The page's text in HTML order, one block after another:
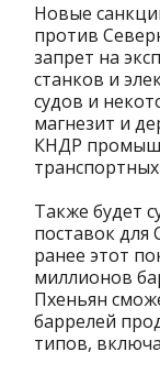
Новые
против
запрет на
станков и
судов и
магнезит и
КНДР
Также будет
поставок
ранее этот
миллионов
Пхеньян
баррелей
типов,